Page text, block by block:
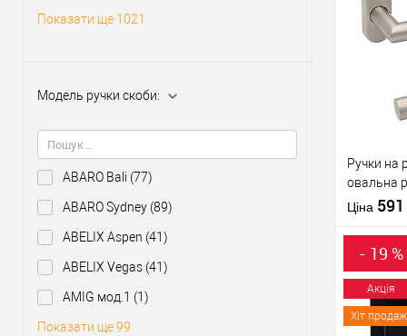
Показати ще 1021
Модель ручки скоби:
ABARO Bali (77)
ABARO Sydney (89)
ABELIX Aspen (41)
ABELIX Vegas (41)
AMIG мод.1 (1)
Показати ще 99
скоби:
відтінок
Матеріал
Країна
розеті
Ручки на
овальна
сталь
Ціна 591
Купити
- 19 %
Акція
Хіт